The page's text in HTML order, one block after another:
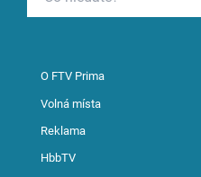
O FTV Prima
Volná místa
Reklama
HbbTV